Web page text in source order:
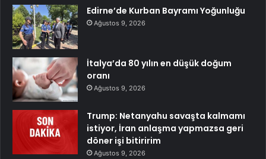
Edirne’de Kurban Bayramı Yoğunluğu
Ağustos 9, 2026
İtalya’da 80 yılın en düşük doğum
oranı
Ağustos 9, 2026
Trump: Netanyahu savaşta kalmamı
istiyor, İran anlaşma yapmazsa geri
döner işi bitiririm
Ağustos 9, 2026